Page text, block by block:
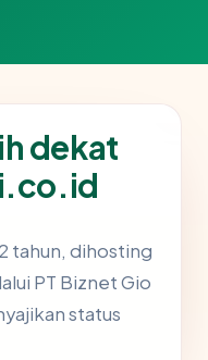
dekat
tahun, dihosting
PT Biznet Gio
status